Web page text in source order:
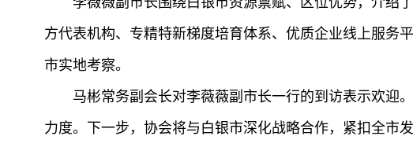
方代表机构、专精特新梯度培育体系、优质企业线上服务
市实地考察。
马彬常务副会长对李薇薇副市长一行的到访表示欢迎
力度。下一步，协会将与白银市深化战略合作，紧扣全市